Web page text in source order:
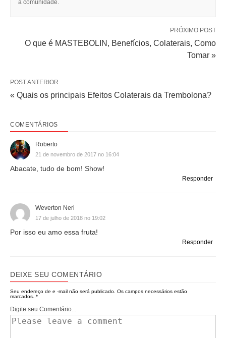
a comunidade.
PRÓXIMO POST
O que é MASTEBOLIN, Benefícios, Colaterais, Como
Tomar »
POST ANTERIOR
« Quais os principais Efeitos Colaterais da Trembolona?
COMENTÁRIOS
Roberto
21 de novembro de 2017 no 16:04
Abacate, tudo de bom! Show!
Responder
Weverton Neri
17 de julho de 2018 no 19:02
Por isso eu amo essa fruta!
Responder
DEIXE SEU COMENTÁRIO
Seu endereço de e -mail não será publicado. Os campos necessários estão
marcados.. *
Digite seu Comentário...